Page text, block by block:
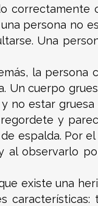
persona no
Una
la persona
Un cuerpo
no estar
y
espalda. Por
al observarlo
existe una